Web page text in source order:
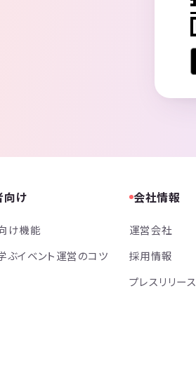
向け
け機能
ぶイベント運営のコツ
会社情報
運営会社
採用情報
プレスリリース